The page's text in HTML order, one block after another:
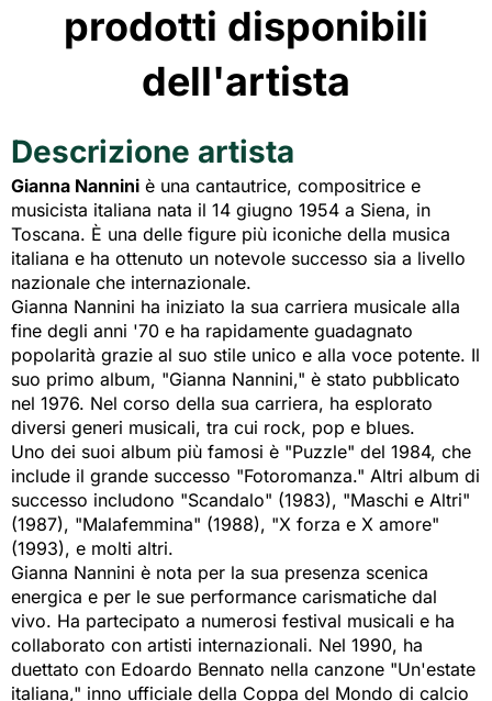
prodotti disponibili
dell'artista
Descrizione artista
Gianna Nannini è una cantautrice, compositrice e
musicista italiana nata il 14 giugno 1954 a Siena, in
Toscana. È una delle figure più iconiche della musica
italiana e ha ottenuto un notevole successo sia a livello
nazionale che internazionale.
Gianna Nannini ha iniziato la sua carriera musicale alla
fine degli anni '70 e ha rapidamente guadagnato
popolarità grazie al suo stile unico e alla voce potente. Il
suo primo album, "Gianna Nannini," è stato pubblicato
nel 1976. Nel corso della sua carriera, ha esplorato
diversi generi musicali, tra cui rock, pop e blues.
Uno dei suoi album più famosi è "Puzzle" del 1984, che
include il grande successo "Fotoromanza." Altri album di
successo includono "Scandalo" (1983), "Maschi e Altri"
(1987), "Malafemmina" (1988), "X forza e X amore"
(1993), e molti altri.
Gianna Nannini è nota per la sua presenza scenica
energica e per le sue performance carismatiche dal
vivo. Ha partecipato a numerosi festival musicali e ha
collaborato con artisti internazionali. Nel 1990, ha
duettato con Edoardo Bennato nella canzone "Un'estate
italiana," inno ufficiale della Coppa del Mondo di calcio